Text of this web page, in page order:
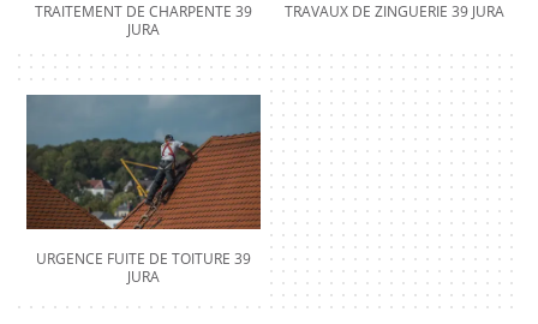
TRAITEMENT DE CHARPENTE 39
JURA
TRAVAUX DE ZINGUERIE 39 JURA
URGENCE FUITE DE TOITURE 39
JURA